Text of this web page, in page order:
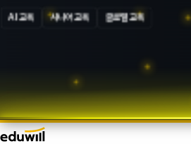
AI 교육 시니어 교육 글로벌 교육